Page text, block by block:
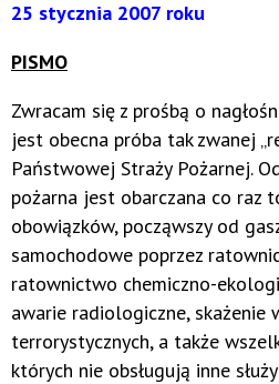
25 stycznia 2007 roku
PISMO
Zwracam się z prośbą o
jest obecna próba tak zwanej
Państwowej Straży Pożarnej.
pożarna jest obarczana co raz
obowiązków, począwszy od
samochodowe poprzez
ratownictwo chemiczno-
awarie radiologiczne, skażenie
terrorystycznych, a także
których nie obsługują inne